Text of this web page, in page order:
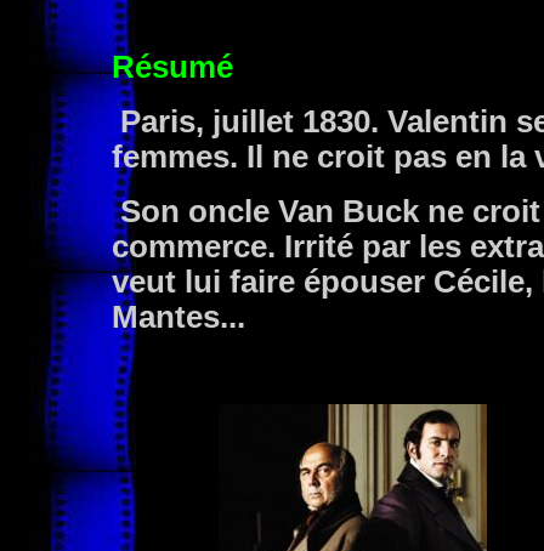
Résumé
Paris, juillet 1830. Valentin
femmes. Il ne croit pas en
Son oncle Van Buck ne
commerce. Irrité par les
veut lui faire épouser
Mantes...